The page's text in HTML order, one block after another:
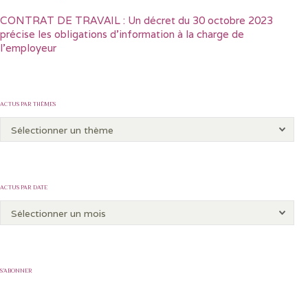
CONTRAT DE TRAVAIL : Un décret du 30 octobre 2023
précise les obligations d’information à la charge de
l’employeur
ACTUS PAR THÈMES
ACTUS PAR DATE
S’ABONNER